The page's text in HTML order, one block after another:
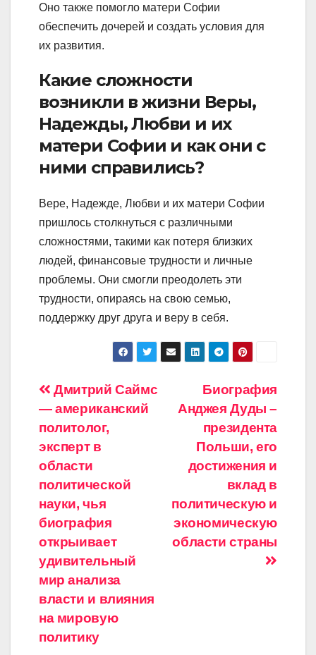
Оно также помогло матери Софии
обеспечить дочерей и создать условия для
их развития.
Какие сложности
возникли в жизни Веры,
Надежды, Любви и их
матери Софии и как они с
ними справились?
Вере, Надежде, Любви и их матери Софии
пришлось столкнуться с различными
сложностями, такими как потеря близких
людей, финансовые трудности и личные
проблемы. Они смогли преодолеть эти
трудности, опираясь на свою семью,
поддержку друг друга и веру в себя.
Навигация
по
записям
Биография
Анджея Дуды –
президента
Польши, его
достижения и
вклад в
политическую и
экономическую
области страны
Дмитрий Саймс
— американский
политолог,
эксперт в
области
политической
науки, чья
биография
открыивает
удивительный
мир анализа
власти и влияния
на мировую
политику